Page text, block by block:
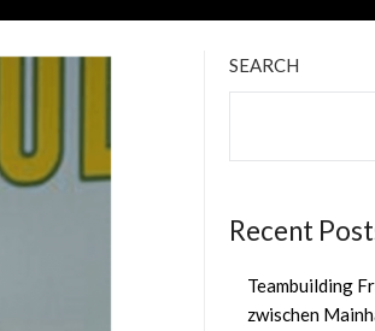
SEARCH
Recent
Teambuilding
zwischen